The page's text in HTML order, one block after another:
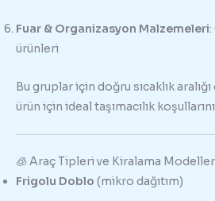
Fuar & Organizasyon Malzemeleri
ürünleri
Bu gruplar için doğru sıcaklık
ürün için ideal taşımacılık
🧊 Araç Tipleri ve Kiralama
Frigolu Doblo (mikro dağıtım)